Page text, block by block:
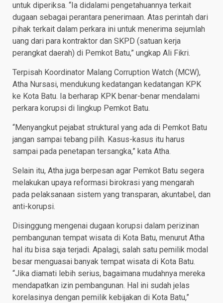
untuk diperiksa. “Ia didalami pengetahuannya terkait
dugaan sebagai perantara penerimaan. Atas perintah dari
pihak terkait dalam perkara ini untuk menerima sejumlah
uang dari para kontraktor dan SKPD (satuan kerja
perangkat daerah) di Pemkot Batu,” ungkap Ali Fikri.
Terpisah Koordinator Malang Corruption Watch (MCW),
Atha Nursasi, mendukung kedatangan kedatangan KPK
ke Kota Batu. Ia berharap KPK benar-benar mendalami
perkara korupsi di lingkup Pemkot Batu.
“Menyangkut pejabat struktural yang ada di Pemkot Batu
jangan sampai tebang pilih. Kasus-kasus itu harus
sampai pada penetapan tersangka,” kata Atha.
Selain itu, Atha juga berpesan agar Pemkot Batu segera
melakukan upaya reformasi birokrasi yang mengarah
pada pelaksanaan sistem yang transparan, akuntabel, dan
anti-korupsi.
Disinggung mengenai dugaan korupsi dalam perizinan
pembangunan tempat wisata di Kota Batu, menurut Atha
hal itu bisa saja terjadi. Apalagi, salah satu pemilik modal
besar menguasai banyak tempat wisata di Kota Batu.
“Jika diamati lebih serius, bagaimana mudahnya mereka
mendapatkan izin pembangunan. Hal ini sudah jelas
korelasinya dengan pemilik kebijakan di Kota Batu,”